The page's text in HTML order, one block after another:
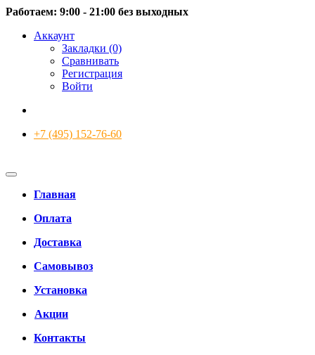
Работаем: 9:00 - 21:00 без выходных
Аккаунт
Закладки (0)
Сравнивать
Регистрация
Войти
+7 (495) 152-76-60
Главная
Оплата
Доставка
Самовывоз
Установка
Акции
Контакты